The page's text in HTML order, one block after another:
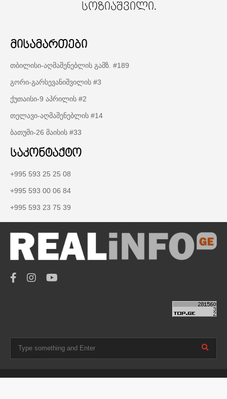
სოზიაშვილი.
მისამართები
თბილისი-აღმაშენებლის გამზ. #189
გორი-გარსევანიშვილის #3
ქუთაისი-9 აპრილის #2
თელავი-აღმაშენებლის #14
ბათუმი-26 მაისის #33
საკონტაქტო
+995 593 25 25 08
+995 593 00 06 84
+995 593 23 75 39